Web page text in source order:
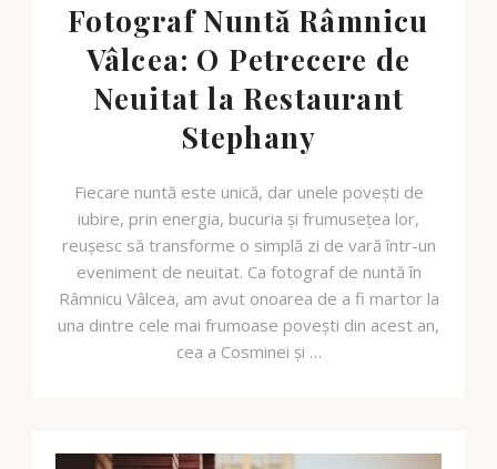
Fotograf Nuntă Râmnicu
Vâlcea: O Petrecere de
Neuitat la Restaurant
Stephany
Fiecare nuntă este unică, dar unele povești de
iubire, prin energia, bucuria și frumusețea lor,
reușesc să transforme o simplă zi de vară într-un
eveniment de neuitat. Ca fotograf de nuntă în
Râmnicu Vâlcea, am avut onoarea de a fi martor la
una dintre cele mai frumoase povești din acest an,
cea a Cosminei și …